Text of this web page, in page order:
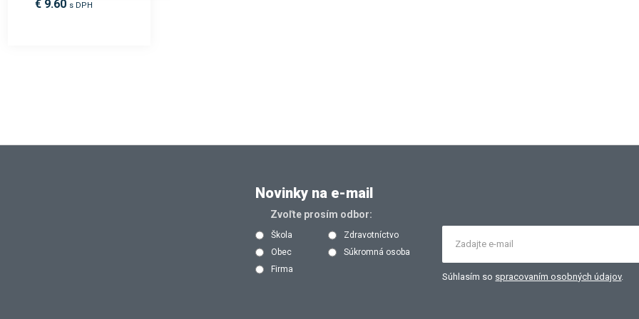
€ 9.60 s DPH
Novinky na e-mail
Zvoľte prosím odbor:
Škola
Zdravotníctvo
Obec
Súkromná osoba
Firma
Súhlasím so spracovaním osobných údajov.